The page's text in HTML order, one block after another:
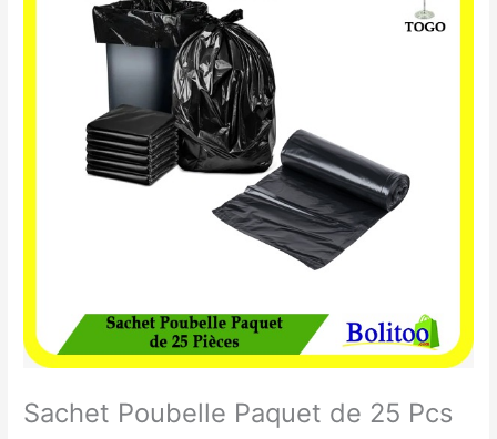
Sachet Poubelle Paquet de 25 Pcs